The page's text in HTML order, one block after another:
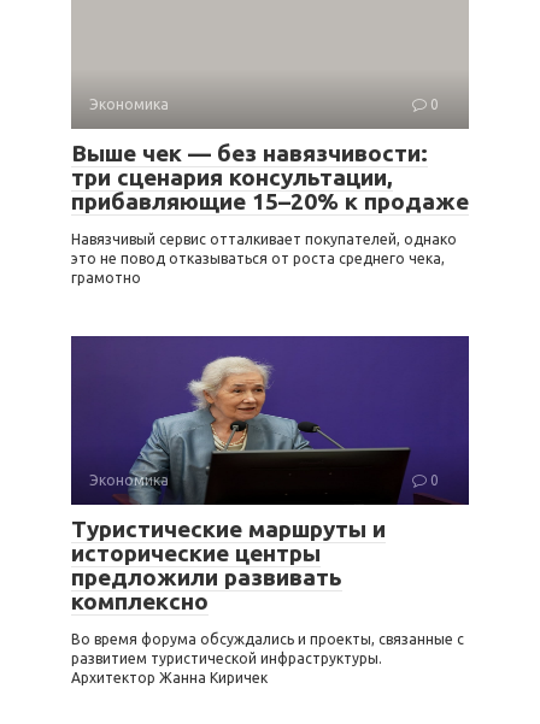
Экономика 0
Выше чек — без навязчивости:
три сценария консультации,
прибавляющие 15–20% к продаже
Навязчивый сервис отталкивает покупателей, однако
это не повод отказываться от роста среднего чека,
грамотно
Экономика 0
Туристические маршруты и
исторические центры
предложили развивать
комплексно
Во время форума обсуждались и проекты, связанные с
развитием туристической инфраструктуры.
Архитектор Жанна Киричек